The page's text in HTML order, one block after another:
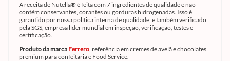
A receita de Nutella® é feita com 7 ingredientes de qualidade e não
contém conservantes, corantes ou gorduras hidrogenadas. Isso é
garantido por nossa política interna de qualidade, e também verificado
pela SGS, empresa líder mundial em inspeção, verificação, testes e
certificação.
Produto da marca Ferrero, referência em cremes de avelã e chocolates
premium para confeitaria e Food Service.